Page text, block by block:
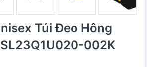
Túi Đeo Hông
002K